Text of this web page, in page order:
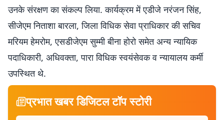
उनके संरक्षण का संकल्प लिया. कार्यक्रम में एडीजे नरंजन सिंह,
सीजेएम निताशा बारला, जिला विधिक सेवा प्राधिकार की सचिव
मरियम हेमरोम, एसडीजेएम सुम्मी बीना होरो समेत अन्य न्यायिक
पदाधिकारी, अधिवक्ता, पारा विधिक स्वयंसेवक व न्यायालय कर्मी
उपस्थित थे.
प्रभात खबर डिजिटल टॉप स्टोरी